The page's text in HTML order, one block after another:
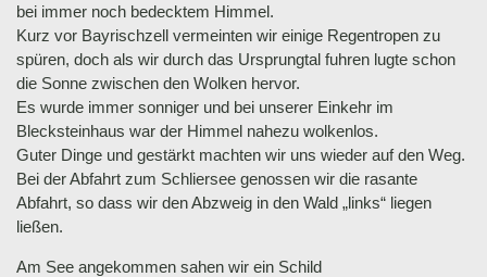
bei immer noch bedecktem Himmel.
Kurz vor Bayrischzell vermeinten wir einige Regentropen zu
spüren, doch als wir durch das Ursprungtal fuhren lugte schon
die Sonne zwischen den Wolken hervor.
Es wurde immer sonniger und bei unserer Einkehr im
Blecksteinhaus war der Himmel nahezu wolkenlos.
Guter Dinge und gestärkt machten wir uns wieder auf den Weg.
Bei der Abfahrt zum Schliersee genossen wir die rasante
Abfahrt, so dass wir den Abzweig in den Wald „links“ liegen
ließen.
Am See angekommen sahen wir ein Schild